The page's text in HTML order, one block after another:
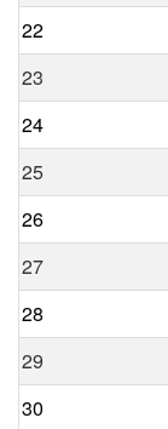
22
23
24
25
26
27
28
29
30